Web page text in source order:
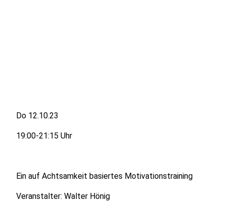
Do 12.10.23
19:00-21:15 Uhr
Ein auf Achtsamkeit basiertes Motivationstraining
Veranstalter: Walter Hönig